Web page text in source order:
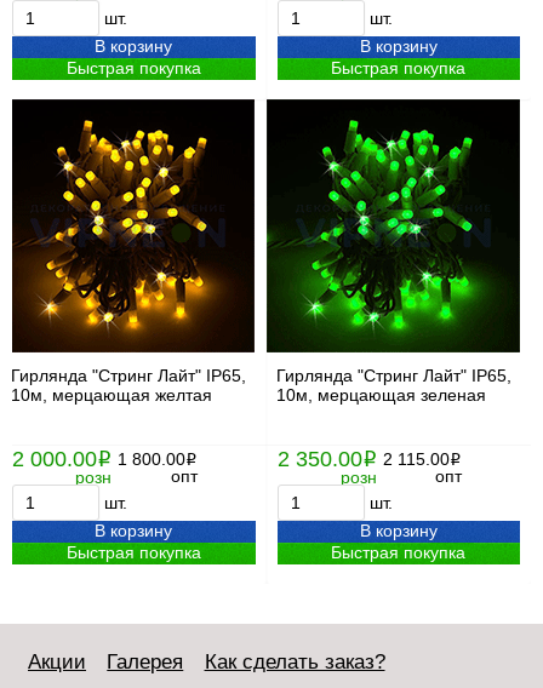
шт.
В корзину
Быстрая покупка
шт.
В корзину
Быстрая покупка
Гирлянда "Стринг Лайт" IP65,
10м, мерцающая желтая
2 000.00i
розн
1 800.00i
опт
шт.
В корзину
Быстрая покупка
Гирлянда "Стринг Лайт" IP65,
10м, мерцающая зеленая
2 350.00i
розн
2 115.00i
опт
шт.
В корзину
Быстрая покупка
Акции Галерея Как сделать заказ?